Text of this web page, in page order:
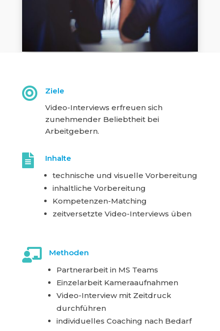

Ziele
Video-Interviews erfreuen sich
zunehmender Beliebtheit bei
Arbeitgebern.

Inhalte
technische und visuelle Vorbereitung
inhaltliche Vorbereitung
Kompetenzen-Matching
zeitversetzte Video-Interviews üben

Methoden
Partnerarbeit in MS Teams
Einzelarbeit Kameraaufnahmen
Video-Interview mit Zeitdruck
durchführen
individuelles Coaching nach Bedarf